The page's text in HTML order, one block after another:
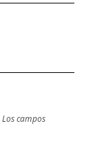
Los campos